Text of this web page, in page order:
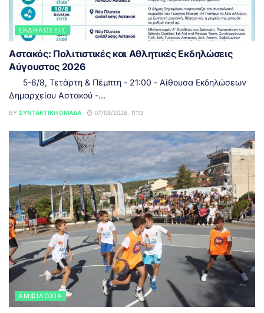
ΕΚΔΗΛΏΣΕΙΣ
Αστακός: Πολιτιστικές και Αθλητικές Εκδηλώσεις
Αύγουστος 2026
5-6/8, Τετάρτη & Πέμπτη - 21:00 - Αίθουσα Εκδηλώσεων
Δημαρχείου Αστακού -...
BY ΣΥΝΤΑΚΤΙΚΉ ΟΜΆΔΑ 07/08/2026, 11:13
ΑΜΦΙΛΟΧΊΑ